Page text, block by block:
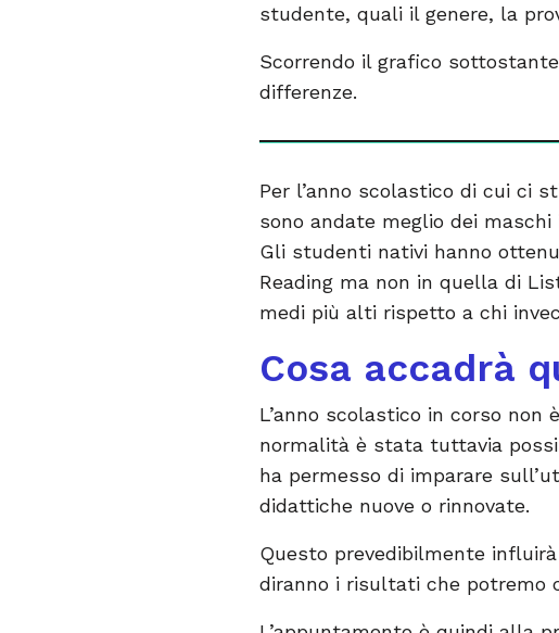
studente, quali il genere, la
Scorrendo il grafico
differenze.
Per l’anno scolastico di cui ci
sono andate meglio dei
Gli studenti nativi hanno
Reading ma non in quella di
medi più alti rispetto a chi
Cosa accadrà
L’anno scolastico in corso
normalità è stata tuttavia
ha permesso di imparare
didattiche nuove o rinnovate.
Questo prevedibilmente
diranno i risultati che potremo